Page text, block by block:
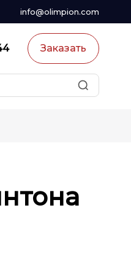
info@olimpion.com
Заказать